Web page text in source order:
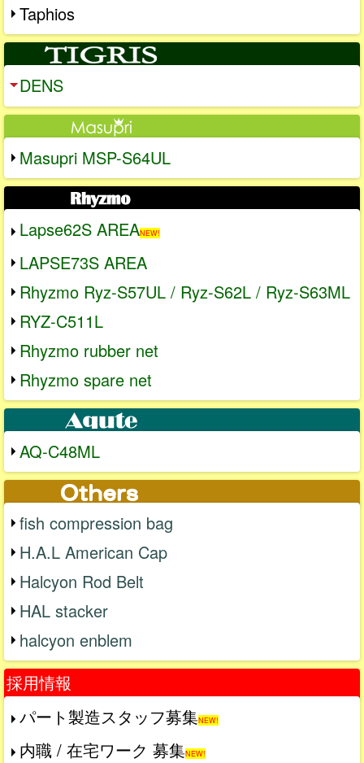
Taphios
DENS
Masupri MSP-S64UL
Lapse62S AREANEW!
LAPSE73S AREA
Rhyzmo Ryz-S57UL / Ryz-S62L / Ryz-S63ML
RYZ-C511L
Rhyzmo rubber net
Rhyzmo spare net
AQ-C48ML
fish compression bag
H.A.L American Cap
Halcyon Rod Belt
HAL stacker
halcyon enblem
採用情報
パート製造スタッフ募集NEW!
内職 / 在宅ワーク 募集NEW!